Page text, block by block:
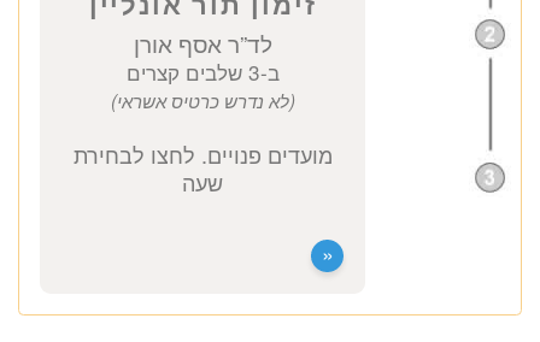
ד”ר אסף אורן
כתובת מרפאה: קויפמן 6 תל אביב